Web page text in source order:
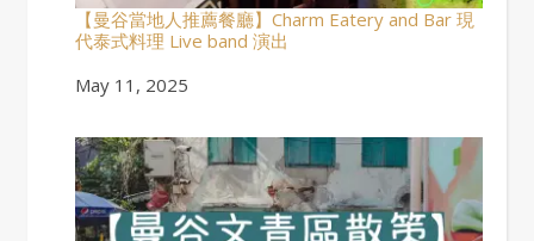
【曼谷當地人推薦餐廳】Charm Eatery and Bar 現
代泰式料理 Live band 演出
Date
May 11, 2025